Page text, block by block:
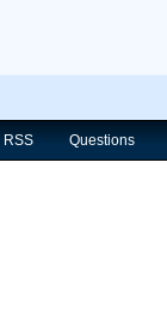
RSS Questions